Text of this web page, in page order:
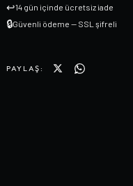
↩14 gün içinde ücretsiz iade
🔒Güvenli ödeme — SSL şifreli
PAYLAŞ: